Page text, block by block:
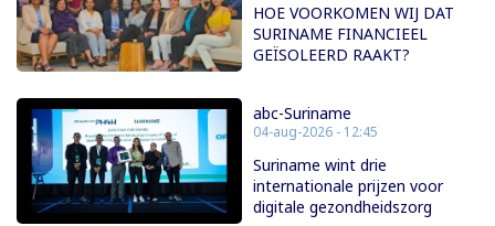
HOE VOORKOMEN WIJ DAT
SURINAME FINANCIEEL
GEÏSOLEERD RAAKT?
abc-Suriname
04-aug-2026 - 12:45
Suriname wint drie
internationale prijzen voor
digitale gezondheidszorg